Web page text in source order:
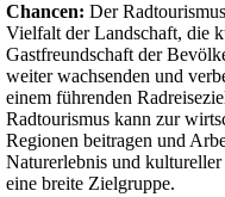
Chancen: Der
Vielfalt der Landschaft, die
Gastfreundschaft der
weiter wachsenden und
einem führenden
Radtourismus kann zur
Regionen beitragen und
Naturerlebnis und
eine breite Zielgruppe.